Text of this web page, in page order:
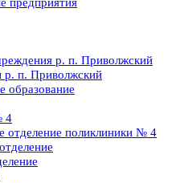
предприятия
р. п. Приволжский
р. п. Приволжский
образование
4
отделение поликлиники № 4